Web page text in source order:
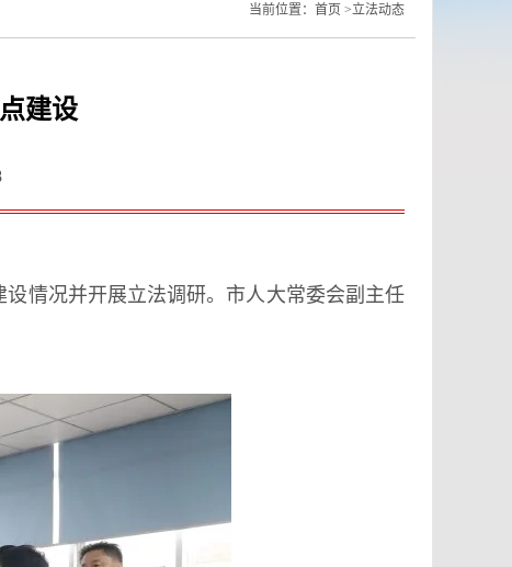
当前位置： 首页 >立法动态
建设
情况并开展立法调研。市人大常委会副主任